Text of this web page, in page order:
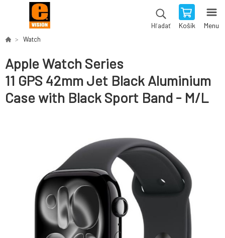
Hľadať Košík Menu
Watch
Apple Watch Series
11 GPS 42mm Jet Black Aluminium
Case with Black Sport Band - M/L